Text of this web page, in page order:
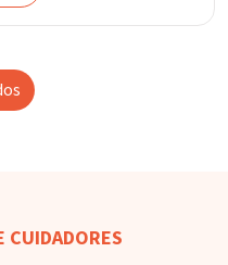
CUIDADORES